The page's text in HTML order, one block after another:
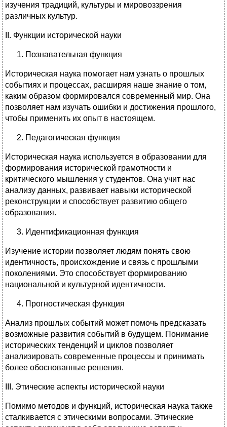
изучения традиций, культуры и мировоззрения
различных культур.
II. Функции исторической науки
Познавательная функция
Историческая наука помогает нам узнать о прошлых
событиях и процессах, расширяя наше знание о том,
каким образом формировался современный мир. Она
позволяет нам изучать ошибки и достижения прошлого,
чтобы применить их опыт в настоящем.
Педагогическая функция
Историческая наука используется в образовании для
формирования исторической грамотности и
критического мышления у студентов. Она учит нас
анализу данных, развивает навыки исторической
реконструкции и способствует развитию общего
образования.
Идентификационная функция
Изучение истории позволяет людям понять свою
идентичность, происхождение и связь с прошлыми
поколениями. Это способствует формированию
национальной и культурной идентичности.
Прогностическая функция
Анализ прошлых событий может помочь предсказать
возможные развития событий в будущем. Понимание
исторических тенденций и циклов позволяет
анализировать современные процессы и принимать
более обоснованные решения.
III. Этические аспекты исторической науки
Помимо методов и функций, историческая наука также
сталкивается с этическими вопросами. Этические